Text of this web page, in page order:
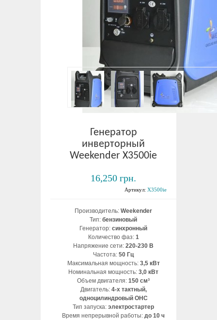
Генератор
инверторный
Weekender X3500ie
16,250 грн.
Артикул: X3500ie
Производитель: Weekender
Тип: бензиновый
Генератор: синхронный
Количество фаз: 1
Напряжение сети: 220-230 В
Частота: 50 Гц
Максимальная мощность: 3,5 кВт
Номинальная мощность: 3,0 кВт
Объем двигателя: 150 см³
Двигатель: 4-х тактный,
одноцилиндровый OHC
Тип запуска: электростартер
Время непрерывной работы: до 10 ч